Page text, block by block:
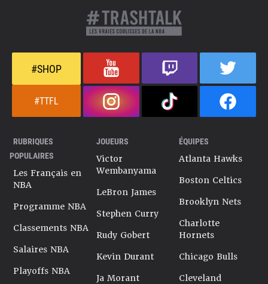
#SHOP
#TTFL
RUBRIQUES
POPULAIRES
Les Français en
NBA
Programme NBA
Classements NBA
Salaires NBA
Playoffs NBA
JOUEURS
Victor
Wembanyama
LeBron James
Stephen Curry
Rudy Gobert
Kevin Durant
Ja Morant
ÉQUIPES
Atlanta Hawks
Boston Celtics
Brooklyn Nets
Charlotte
Hornets
Chicago Bulls
Cleveland